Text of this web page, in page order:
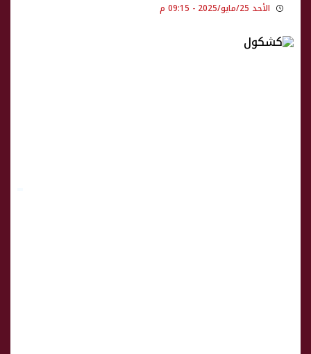
الأحد 25/مايو/2025 - 09:15 م